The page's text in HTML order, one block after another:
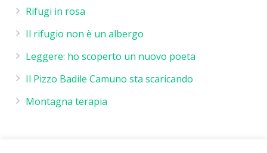
Rifugi in rosa
Il rifugio non è un albergo
Leggere: ho scoperto un nuovo poeta
Il Pizzo Badile Camuno sta scaricando
Montagna terapia